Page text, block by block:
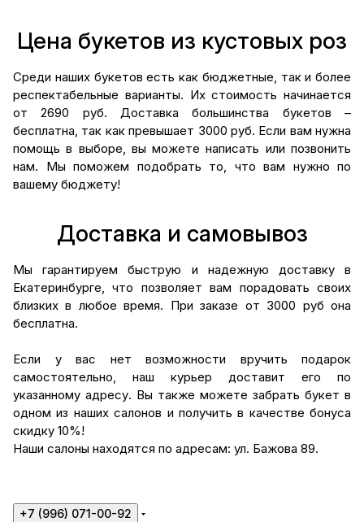
Цена букетов из кустовых роз
Среди наших букетов есть как бюджетные, так и более
респектабельные варианты. Их стоимость начинается
от 2690 руб. Доставка большинства букетов –
бесплатна, так как превышает 3000 руб. Если вам нужна
помощь в выборе, вы можете написать или позвонить
нам. Мы поможем подобрать то, что вам нужно по
вашему бюджету!
Доставка и самовывоз
Мы гарантируем быструю и надежную доставку в
Екатеринбурге, что позволяет вам порадовать своих
близких в любое время. При заказе от 3000 руб она
бесплатна.
Если у вас нет возможности вручить подарок
самостоятельно, наш курьер доставит его по
указанному адресу. Вы также можете забрать букет в
одном из наших салонов и получить в качестве бонуса
скидку 10%!
Наши салоны находятся по адресам: ул. Бажова 89.
+7 (996) 071-00-92